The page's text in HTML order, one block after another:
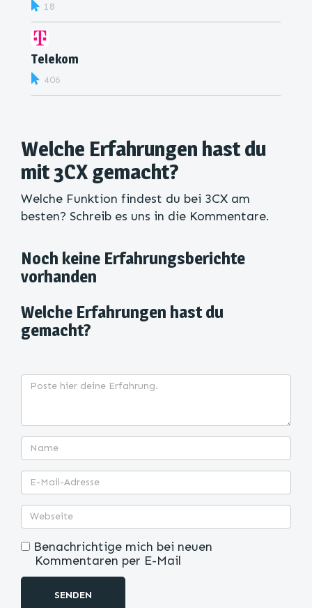
18
Telekom
406
Welche Erfahrungen hast du
mit 3CX gemacht?
Welche Funktion findest du bei 3CX am
besten? Schreib es uns in die Kommentare.
Noch keine Erfahrungsberichte
vorhanden
Welche Erfahrungen hast du
gemacht?
Benachrichtige mich bei neuen
Kommentaren per E-Mail
SENDEN